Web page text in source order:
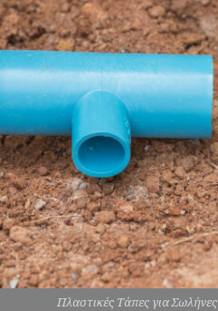
Πλαστικές Τάπες για Σωλήνες